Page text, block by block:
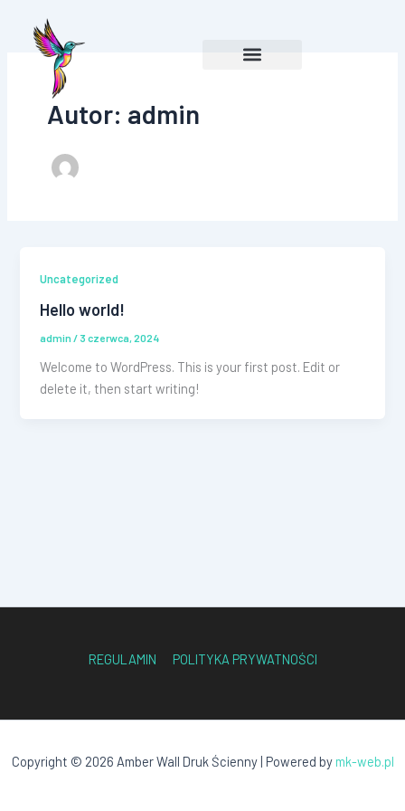
Autor: admin
Uncategorized
Hello world!
admin / 3 czerwca, 2024
Welcome to WordPress. This is your first post. Edit or
delete it, then start writing!
REGULAMIN POLITYKA PRYWATNOŚCI
Copyright © 2026 Amber Wall Druk Ścienny | Powered by mk-web.pl